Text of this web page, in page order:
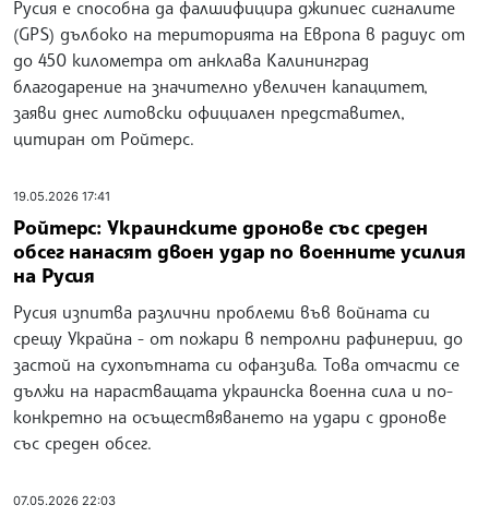
Русия е способна да фалшифицира джипиес сигналите
(GPS) дълбоко на територията на Европа в радиус от
до 450 километра от анклава Калининград
благодарение на значително увеличен капацитет,
заяви днес литовски официален представител,
цитиран от Ройтерс.
19.05.2026 17:41
Ройтерс: Украинските дронове със среден
обсег нанасят двоен удар по военните усилия
на Русия
Русия изпитва различни проблеми във войната си
срещу Украйна - от пожари в петролни рафинерии, до
застой на сухопътната си офанзива. Това отчасти се
дължи на нарастващата украинска военна сила и по-
конкретно на осъществяването на удари с дронове
със среден обсег.
07.05.2026 22:03